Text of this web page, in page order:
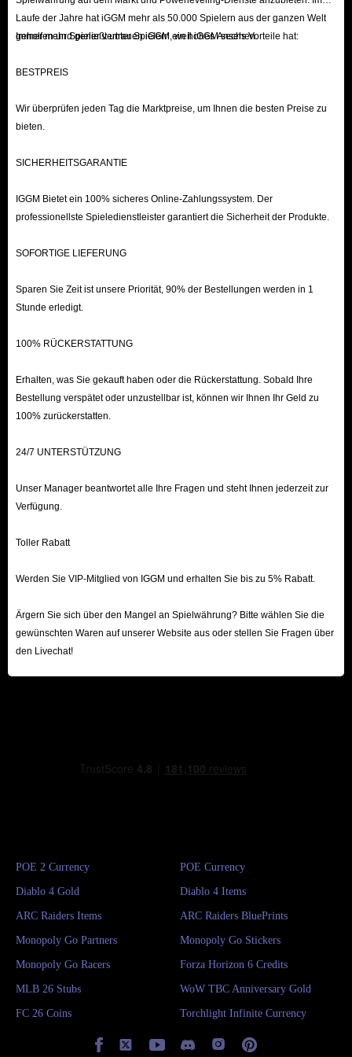
Wählen Sie die entsprechende Anzahl Diamanten entsprechend Ihren
Sie diese nach der Auswahl in Ihren Einkaufswagen legen und
Nachdem Sie auf „Jetzt kaufen“ geklickt und die Kassenoberfläche
detailliert ein. Sie können den Namen in der Spalte
Informationen im Spiel kopieren und einfügen, um Eingabefehler zu
Nachdem Sie den Namen und die Menge der Waren bestätigt haben,
können Sie Ihre bevorzugte Zahlungsmethode auswählen und auf „Jetzt
bezahlen“ klicken.
um zu überprüfen, ob die Bestellung bezahlt ist. Wenn Sie Fragen
haben, wenden Sie sich bitte rechtzeitig an den Kundendienst.
erhalten, den Sie benötigen.
Laufe der Jahre hat iGGM mehr als 50.000 Spielern aus der ganzen Welt
geholfen und genießt unter Spielern ein hohes Ansehen.
Immer mehr Spieler vertrauen iGGM, weil iGGM sechs Vorteile hat:
BESTPREIS
Wir überprüfen jeden Tag die Marktpreise, um Ihnen die besten Preise zu
bieten.
SICHERHEITSGARANTIE
IGGM Bietet ein 100% sicheres Online-Zahlungssystem. Der
professionellste Spieledienstleister garantiert die Sicherheit der Produkte.
SOFORTIGE LIEFERUNG
Sparen Sie Zeit ist unsere Priorität, 90% der Bestellungen werden in 1
Stunde erledigt.
100% RÜCKERSTATTUNG
Erhalten, was Sie gekauft haben oder die Rückerstattung. Sobald Ihre
Bestellung verspätet oder unzustellbar ist, können wir Ihnen Ihr Geld zu
100% zurückerstatten.
24/7 UNTERSTÜTZUNG
Unser Manager beantwortet alle Ihre Fragen und steht Ihnen jederzeit zur
Verfügung.
Toller Rabatt
Werden Sie VIP-Mitglied von IGGM und erhalten Sie bis zu 5% Rabatt.
Ärgern Sie sich über den Mangel an Spielwährung? Bitte wählen Sie die
gewünschten Waren auf unserer Website aus oder stellen Sie Fragen über
den Livechat!
POE 2 Currency POE Currency
Diablo 4 Gold Diablo 4 Items
ARC Raiders Items ARC Raiders BluePrints
Monopoly Go Partners Monopoly Go Stickers
Monopoly Go Racers Forza Horizon 6 Credits
MLB 26 Stubs WoW TBC Anniversary Gold
FC 26 Coins Torchlight Infinite Currency